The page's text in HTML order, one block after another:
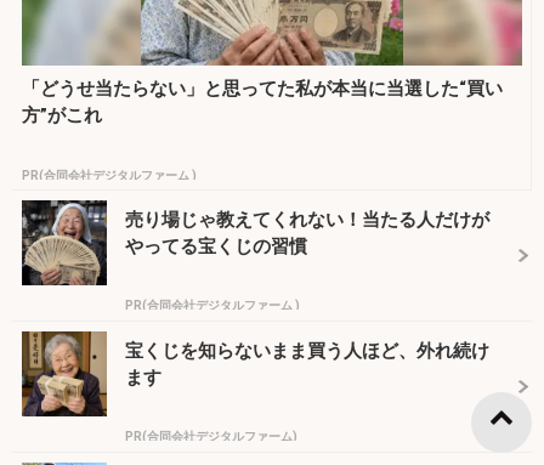
「どうせ当たらない」と思ってた私が本当に当選した“買い
方”がこれ
PR(合同会社デジタルファーム )
売り場じゃ教えてくれない！当たる人だけが
やってる宝くじの習慣
PR(合同会社デジタルファーム )
宝くじを知らないまま買う人ほど、外れ続け
ます
PR(合同会社デジタルファーム)